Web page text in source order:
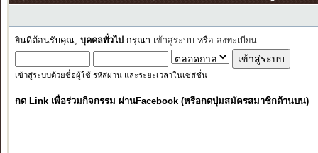
ยินดีต้อนรับคุณ, บุคคลทั่วไป กรุณา เข้าสู่ระบบ หรือ ลงทะเบียน
เข้าสู่ระบบด้วยชื่อผู้ใช้ รหัสผ่าน และระยะเวลาในเซสชั่น
กด Link เพื่อร่วมกิจกรรม ผ่านFacebook (หรือกดปุ่มสมัครสมาชิกด้านบน)